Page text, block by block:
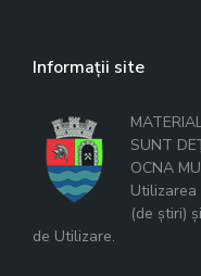
Informații site
SUNT
OCNA
(de știri)
de Utilizare.